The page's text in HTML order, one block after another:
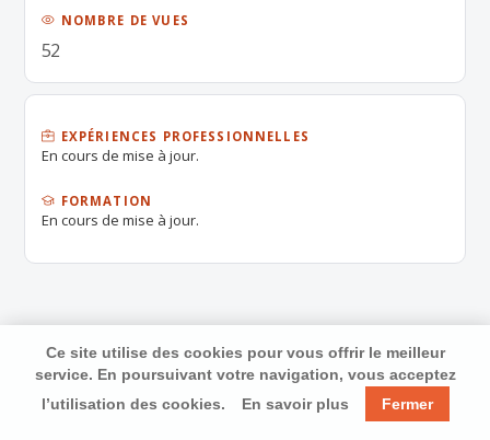
NOMBRE DE VUES
52
EXPÉRIENCES PROFESSIONNELLES
En cours de mise à jour.
FORMATION
En cours de mise à jour.
Ce site utilise des cookies pour vous offrir le meilleur
service. En poursuivant votre navigation, vous acceptez
l’utilisation des cookies.
En savoir plus Fermer